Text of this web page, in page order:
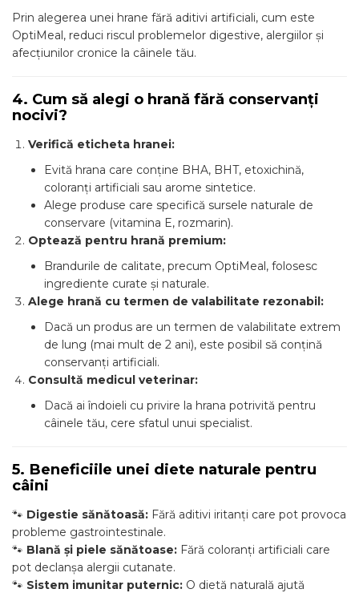
Prin alegerea unei hrane fără aditivi artificiali, cum este
OptiMeal, reduci riscul problemelor digestive, alergiilor și
afecțiunilor cronice la câinele tău.
4. Cum să alegi o hrană fără conservanți
nocivi?
Verifică eticheta hranei:
Evită hrana care conține BHA, BHT, etoxichină,
coloranți artificiali sau arome sintetice.
Alege produse care specifică sursele naturale de
conservare (vitamina E, rozmarin).
Optează pentru hrană premium:
Brandurile de calitate, precum OptiMeal, folosesc
ingrediente curate și naturale.
Alege hrană cu termen de valabilitate rezonabil:
Dacă un produs are un termen de valabilitate extrem
de lung (mai mult de 2 ani), este posibil să conțină
conservanți artificiali.
Consultă medicul veterinar:
Dacă ai îndoieli cu privire la hrana potrivită pentru
câinele tău, cere sfatul unui specialist.
5. Beneficiile unei diete naturale pentru
câini
🐾 Digestie sănătoasă: Fără aditivi iritanți care pot provoca
probleme gastrointestinale.
🐾 Blană și piele sănătoase: Fără coloranți artificiali care
pot declanșa alergii cutanate.
🐾 Sistem imunitar puternic: O dietă naturală ajută